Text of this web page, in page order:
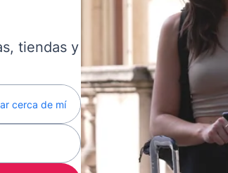
tiendas y
cerca de mí